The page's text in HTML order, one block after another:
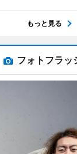
もっと見る
フォトフラッ